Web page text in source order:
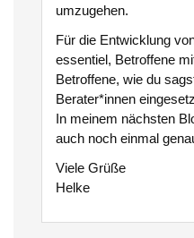
umzugehen.
Für die Entwicklung
essentiel, Betroffene
Betroffene, wie du
Berater*innen
In meinem nächsten
auch noch einmal
Viele Grüße
Helke